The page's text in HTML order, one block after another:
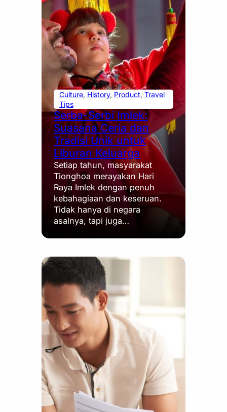
Culture, History, Product, Travel
Tips
Serba-Serbi Imlek:
Suasana Ceria dan
Tradisi Unik untuk
Liburan Keluarga
Setiap tahun, masyarakat
Tionghoa merayakan Hari
Raya Imlek dengan penuh
kebahagiaan dan keseruan.
Tidak hanya di negara
asalnya, tapi juga…